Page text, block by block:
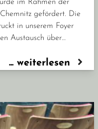
im Rahmen der
gefördert. Die
in unserem Foyer
Austausch über…
... weiterlesen